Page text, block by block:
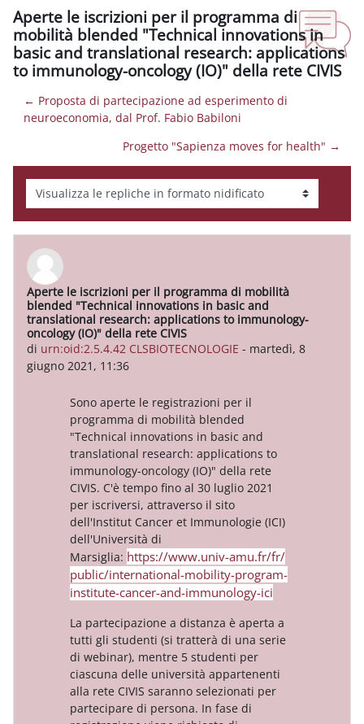
Aperte le iscrizioni per il programma di
mobilità blended "Technical innovations in
basic and translational research: applications
to immunology-oncology (IO)" della rete CIVIS
← Proposta di partecipazione ad esperimento di
neuroeconomia, dal Prof. Fabio Babiloni
Progetto "Sapienza moves for health" →
Modalità visualizzazione
Aperte le iscrizioni per il programma di mobilità
blended "Technical innovations in basic and
translational research: applications to immunology-
oncology (IO)" della rete CIVIS
di urn:oid:2.5.4.42 CLSBIOTECNOLOGIE - martedì, 8
giugno 2021, 11:36
Numero di risposte: 0
Sono aperte le registrazioni per il
programma di mobilità blended
"Technical innovations in basic and
translational research: applications to
immunology-oncology (IO)" della rete
CIVIS. C'è tempo fino al 30 luglio 2021
per iscriversi, attraverso il sito
dell'Institut Cancer et Immunologie (ICI)
dell'Università di
Marsiglia: https://www.univ-amu.fr/fr/
public/international-mobility-program-
institute-cancer-and-immunology-ici
La partecipazione a distanza è aperta a
tutti gli studenti (si tratterà di una serie
di webinar), mentre 5 studenti per
ciascuna delle università appartenenti
alla rete CIVIS saranno selezionati per
partecipare di persona. In fase di